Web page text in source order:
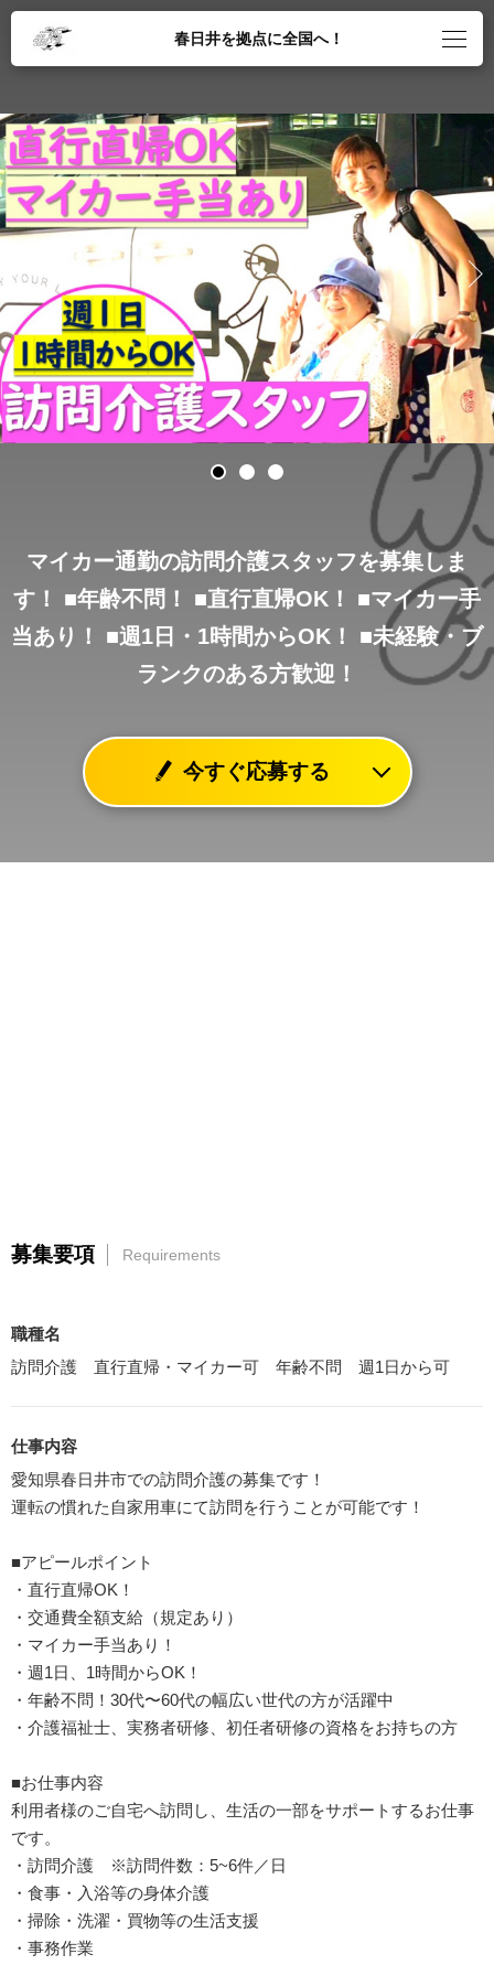
春日井を拠点に全国へ！
マイカー通勤の訪問介護スタッフを募集しま
す！
■年齢不問！ ■直行直帰OK！
■マイカー手
当あり！
■週1日・1時間からOK！
■未経験・ブ
ランクのある方歓迎！
今すぐ応募する
募集要項 Requirements
職種名
訪問介護 直行直帰・マイカー可 年齢不問 週1日から可
仕事内容
愛知県春日井市での訪問介護の募集です！
運転の慣れた自家用車にて訪問を行うことが可能です！
■アピールポイント
・直行直帰OK！
・交通費全額支給（規定あり）
・マイカー手当あり！
・週1日、1時間からOK！
・年齢不問！30代〜60代の幅広い世代の方が活躍中
・介護福祉士、実務者研修、初任者研修の資格をお持ちの方
■お仕事内容
利用者様のご自宅へ訪問し、生活の一部をサポートするお仕事
です。
・訪問介護 ※訪問件数：5~6件／日
・食事・入浴等の身体介護
・掃除・洗濯・買物等の生活支援
・事務作業